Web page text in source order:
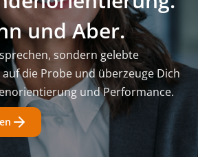
und Aber.
sondern gelebte
die Probe und überzeuge Dich
und Performance.